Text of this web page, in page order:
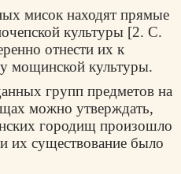
мисок находят прямые
культуры [2. С.
отнести их к
мощинской культуры.
групп предметов на
можно утверждать,
городищ произошло
их существование было